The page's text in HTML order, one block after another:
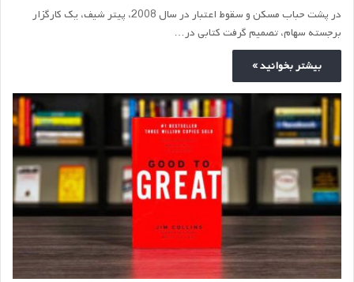
در پشت حباب مسکن و سقوط اعتبار در سال 2008، پیتر شیف، یک کارگزار
برجسته سهام، تصمیم گرفت کتابی در…
بیشتر بخوانید »